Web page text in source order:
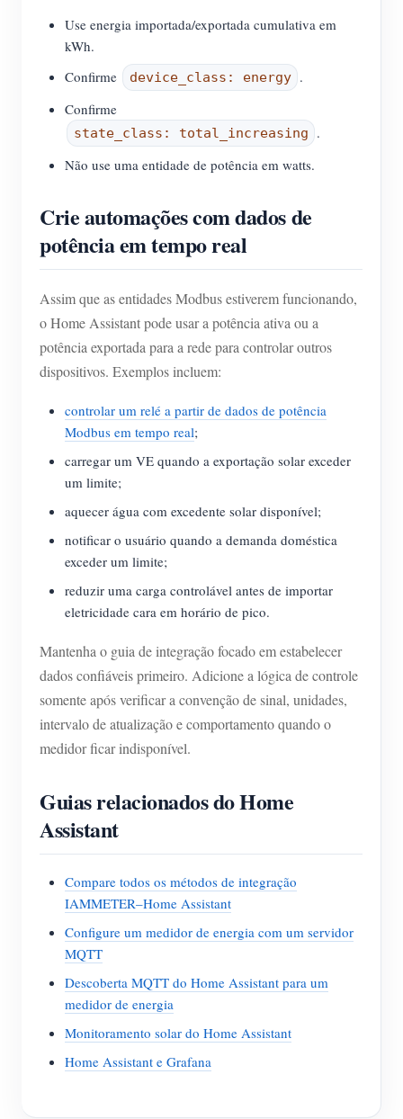
Use energia importada/exportada cumulativa em
kWh.
Confirme
device_class: energy .
Confirme
state_class: total_increasing
.
Não use uma entidade de potência em watts.
Crie automações com dados de
potência em tempo real
Assim que as entidades Modbus estiverem funcionando,
o Home Assistant pode usar a potência ativa ou a
potência exportada para a rede para controlar outros
dispositivos. Exemplos incluem:
controlar um relé a partir de dados de potência
Modbus em tempo real;
carregar um VE quando a exportação solar exceder
um limite;
aquecer água com excedente solar disponível;
notificar o usuário quando a demanda doméstica
exceder um limite;
reduzir uma carga controlável antes de importar
eletricidade cara em horário de pico.
Mantenha o guia de integração focado em estabelecer
dados confiáveis primeiro. Adicione a lógica de controle
somente após verificar a convenção de sinal, unidades,
intervalo de atualização e comportamento quando o
medidor ficar indisponível.
Guias relacionados do Home
Assistant
Compare todos os métodos de integração
IAMMETER–Home Assistant
Configure um medidor de energia com um servidor
MQTT
Descoberta MQTT do Home Assistant para um
medidor de energia
Monitoramento solar do Home Assistant
Home Assistant e Grafana